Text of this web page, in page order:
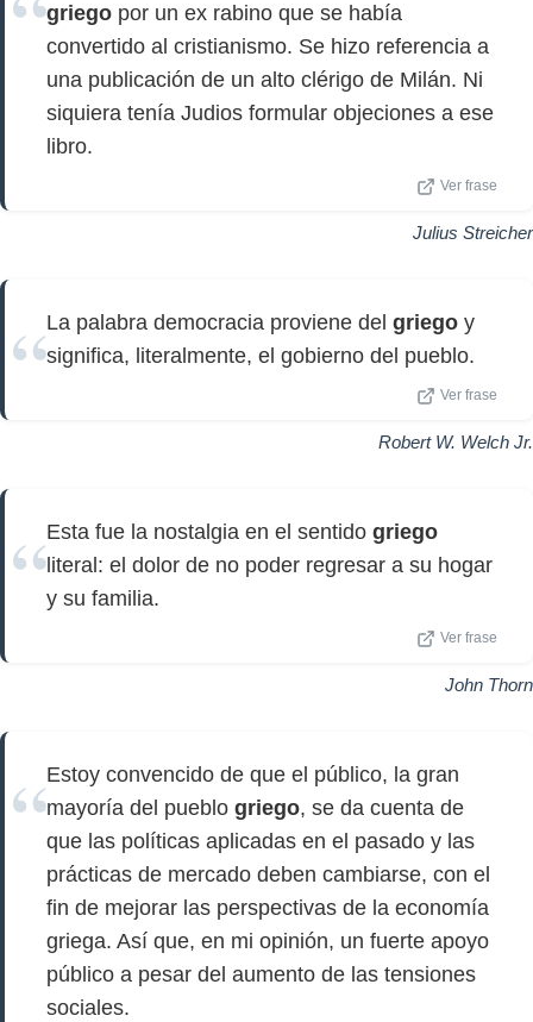
griego por un ex rabino que se había
convertido al cristianismo. Se hizo referencia a
una publicación de un alto clérigo de Milán. Ni
siquiera tenía Judios formular objeciones a ese
libro.
Ver frase
Julius Streicher
La palabra democracia proviene del griego y
significa, literalmente, el gobierno del pueblo.
Ver frase
Robert W. Welch Jr.
Esta fue la nostalgia en el sentido griego
literal: el dolor de no poder regresar a su hogar
y su familia.
Ver frase
John Thorn
Estoy convencido de que el público, la gran
mayoría del pueblo griego, se da cuenta de
que las políticas aplicadas en el pasado y las
prácticas de mercado deben cambiarse, con el
fin de mejorar las perspectivas de la economía
griega. Así que, en mi opinión, un fuerte apoyo
público a pesar del aumento de las tensiones
sociales.